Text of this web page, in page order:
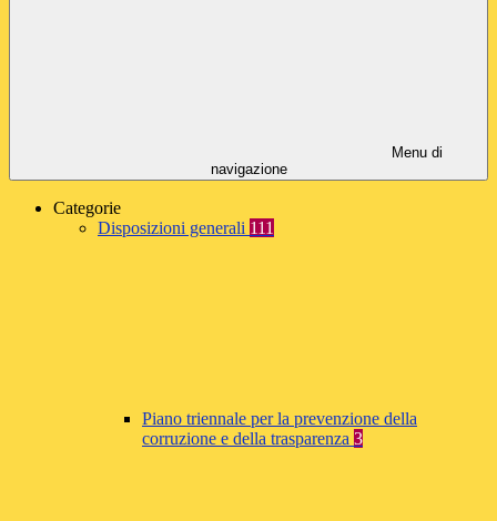
Menu di
navigazione
Categorie
Disposizioni generali 111
Piano triennale per la prevenzione della
corruzione e della trasparenza 3